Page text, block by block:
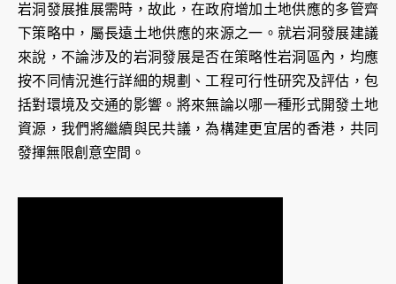
岩洞發展推展需時，故此，在政府增加土地供應的多管齊
下策略中，屬長遠土地供應的來源之一。就岩洞發展建議
來說，不論涉及的岩洞發展是否在策略性岩洞區內，均應
按不同情況進行詳細的規劃、工程可行性研究及評估，包
括對環境及交通的影響。將來無論以哪一種形式開發土地
資源，我們將繼續與民共議，為構建更宜居的香港，共同
發揮無限創意空間。